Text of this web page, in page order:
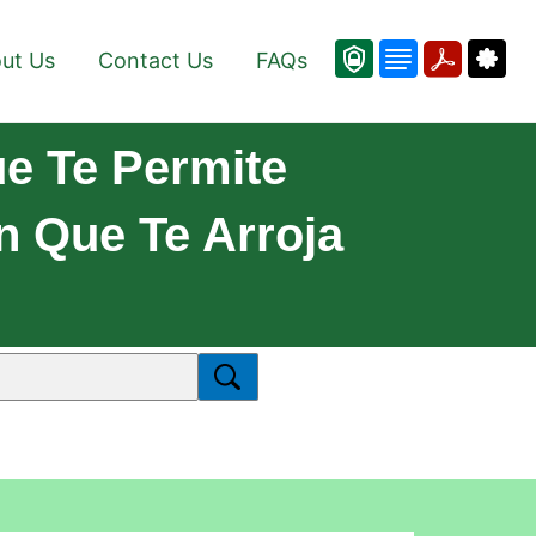
Us Contact Us FAQs
Te Permite
Que Te Arroja